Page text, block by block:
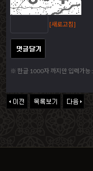
[새로고침]
※ 한글 1000자 까지만 입력가능 :